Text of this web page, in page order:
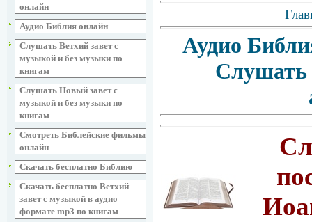
онлайн
Аудио Библия онлайн
Слушать Ветхий завет с
музыкой и без музыки по
книгам
Слушать Новый завет с
музыкой и без музыки по
книгам
Смотреть Библейские фильмы
онлайн
Скачать бесплатно Библию
Скачать бесплатно Ветхий
завет с музыкой в аудио
формате mp3 по книгам
Аудио
Слушать